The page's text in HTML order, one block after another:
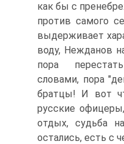
как бы с
против самого
выдерживает
воду, Нежданов
пора
словами, пора
братцы! И вот
русские
отдых, судьба
остались, есть с